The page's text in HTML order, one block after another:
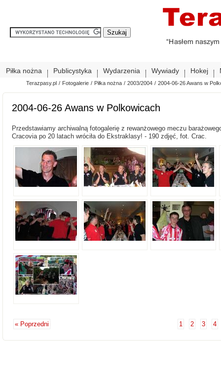
Piłka nożna Publicystyka Wydarzenia Wywiady Hokej
Terazpasy.pl / Fotogalerie / Piłka nożna / 2003/2004 / 2004-06-26 Awans w
2004-06-26 Awans w Polkowicach
Przedstawiamy archiwalną fotogalerię z rewanżowego meczu
Cracovia po 20 latach wróciła do Ekstraklasy! - 190 zdjęć, fot. Crac.
« Poprzedni 1 2 3 4